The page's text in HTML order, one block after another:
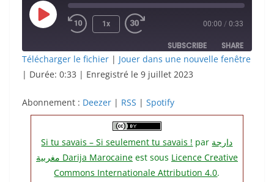
Play
1x 00:00 / 0:33
SUBSCRIBE SHARE
Deezer RSS
RSS FEED
SHARE
LINK
EMBED
Télécharger le fichier | Jouer dans une nouvelle fenêtre
| Durée: 0:33 | Enregistré le 9 juillet 2023
Abonnement : Deezer | RSS | Spotify
Si tu savais – Si seulement tu savais ! par دارجة
مغربية‎ Darija Marocaineest sous Licence Creative
Commons Internationale Attribution 4.0.